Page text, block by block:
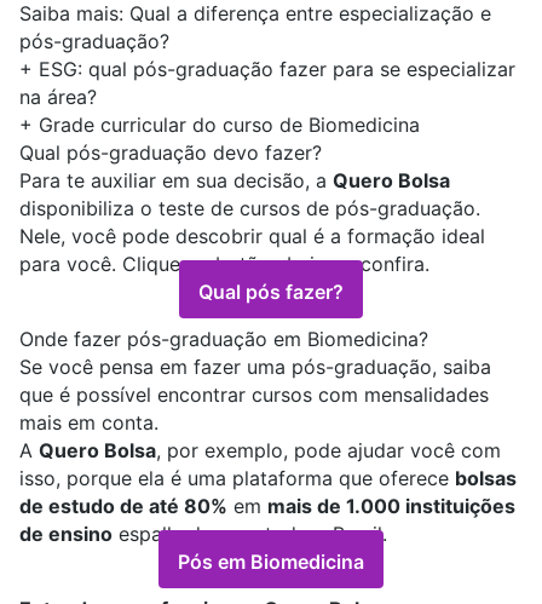
Saiba mais: Qual a diferença entre especialização e
pós-graduação?
+ ESG: qual pós-graduação fazer para se especializar
na área?
+ Grade curricular do curso de Biomedicina
Qual pós-graduação devo fazer?
Para te auxiliar em sua decisão, a Quero Bolsa
disponibiliza o teste de cursos de pós-graduação.
Nele, você pode descobrir qual é a formação ideal
para você. Clique no botão abaixo e confira.
Qual pós fazer?
Onde fazer pós-graduação em Biomedicina?
Se você pensa em fazer uma pós-graduação, saiba
que é possível encontrar cursos com mensalidades
mais em conta.
A Quero Bolsa, por exemplo, pode ajudar você com
isso, porque ela é uma plataforma que oferece bolsas
de estudo de até 80% em mais de 1.000 instituições
de ensino espalhadas por todo o Brasil.
Pós em Biomedicina